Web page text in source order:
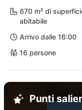
670 m² di
abitabile
Arrivo dalle 16:00
16 persone
Punti